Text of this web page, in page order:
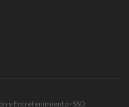
y Entretenimiento · SSD